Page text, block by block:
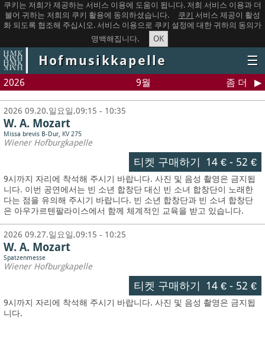
쿠키는 저희가 제공하는 서비스 이용에 도움이 됩니다. 저희 서비스 이용과 더
불어 귀하는 저희의 쿠키 활용에 동의하셨습니다.
쿠키 서비스 제공이 활성
화 되도록 협조해 주십시오. 서비스 이용으로 쿠키 설정에 대한 귀하의 동의가
명백해집니다.
OK
Hofmusikkapelle ☰
2026 9월 좀 더
2026 09.20.일요일,09:15 - 10:35
W. A. Mozart
Missa brevis B-Dur, KV 275
Wiener Hofburgkapelle
티켓 구매하기 14 €- 52 €
9시까지 자리에 착석해 주시기 바랍니다. 사진 및 음성 촬영은 금지됩
니다. 이번 공연에서는 빈 소년 합창단 대신 빈 소녀 합창단이 노래한
다는 점을 유의해 주시기 바랍니다. 빈 소년 합창단과 빈 소녀 합창단
은 아우가르텐팔라이스에서 함께 체계적인 교육을 받고 있습니다.
2026 09.27.일요일,09:15 - 10:25
W. A. Mozart
Spatzenmesse
Wiener Hofburgkapelle
티켓 구매하기 14 €- 52 €
9시까지 자리에 착석해 주시기 바랍니다. 사진 및 음성 촬영은 금지됩
니다.